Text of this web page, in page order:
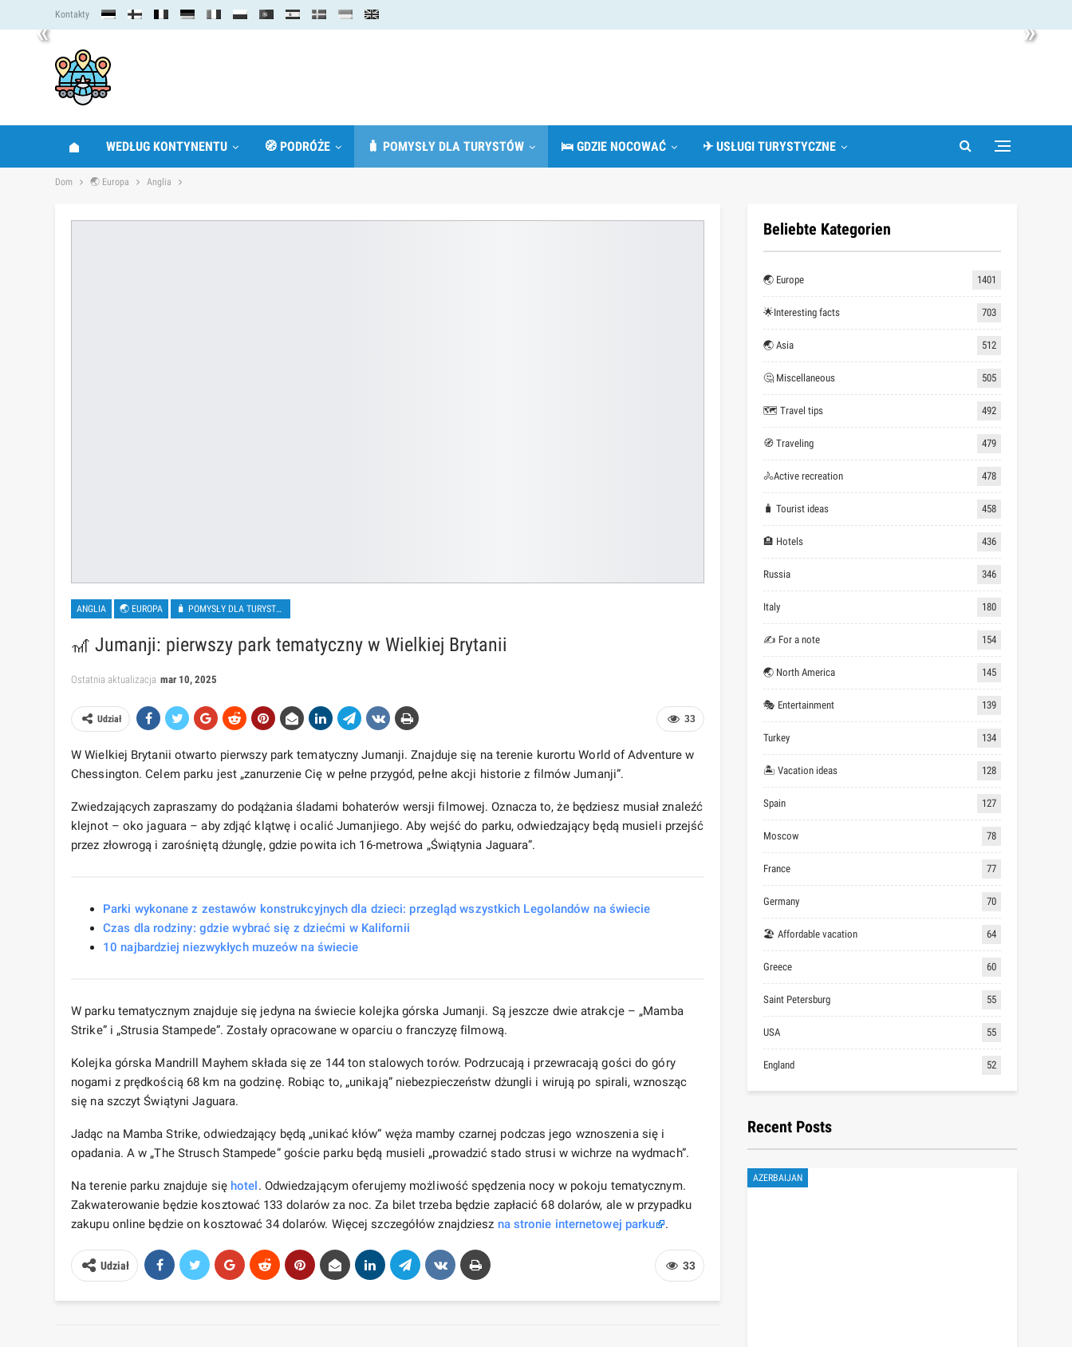
« »
Kontakty
WEDŁUG KONTYNENTU 🧭 PODRÓŻE 🧳 POMYSŁY DLA TURYSTÓW 🛌 GDZIE NOCOWAĆ ✈ USŁUGI TURYSTYCZNE
Dom 🌏 Europa Anglia
ANGLIA 🌏 EUROPA 🧳 POMYSŁY DLA TURYSTÓW
🎢 Jumanji: pierwszy park tematyczny w Wielkiej Brytanii
Ostatnia aktualizacja mar 10, 2025
33
Udział
W Wielkiej Brytanii otwarto pierwszy park tematyczny Jumanji. Znajduje się na terenie kurortu World of Adventure w
Chessington. Celem parku jest „zanurzenie Cię w pełne przygód, pełne akcji historie z filmów Jumanji”.
Zwiedzających zapraszamy do podążania śladami bohaterów wersji filmowej. Oznacza to, że będziesz musiał znaleźć
klejnot – oko jaguara – aby zdjąć klątwę i ocalić Jumanjiego. Aby wejść do parku, odwiedzający będą musieli przejść
przez złowrogą i zarośniętą dżunglę, gdzie powita ich 16-metrowa „Świątynia Jaguara”.
Parki wykonane z zestawów konstrukcyjnych dla dzieci: przegląd wszystkich Legolandów na świecie
Czas dla rodziny: gdzie wybrać się z dziećmi w Kalifornii
10 najbardziej niezwykłych muzeów na świecie
W parku tematycznym znajduje się jedyna na świecie kolejka górska Jumanji. Są jeszcze dwie atrakcje – „Mamba
Strike” i „Strusia Stampede”. Zostały opracowane w oparciu o franczyzę filmową.
Kolejka górska Mandrill Mayhem składa się ze 144 ton stalowych torów. Podrzucają i przewracają gości do góry
nogami z prędkością 68 km na godzinę. Robiąc to, „unikają” niebezpieczeństw dżungli i wirują po spirali, wznosząc
się na szczyt Świątyni Jaguara.
Jadąc na Mamba Strike, odwiedzający będą „unikać kłów” węża mamby czarnej podczas jego wznoszenia się i
opadania. A w „The Strusch Stampede” goście parku będą musieli „prowadzić stado strusi w wichrze na wydmach”.
Na terenie parku znajduje się hotel. Odwiedzającym oferujemy możliwość spędzenia nocy w pokoju tematycznym.
Zakwaterowanie będzie kosztować 133 dolarów za noc. Za bilet trzeba będzie zapłacić 68 dolarów, ale w przypadku
zakupu online będzie on kosztować 34 dolarów. Więcej szczegółów znajdziesz na stronie internetowej parku .
33
Udział
Beliebte Kategorien
🌏 Europe 1401
🌟Interesting facts 703
🌏 Asia 512
🤔 Miscellaneous 505
🗺 Travel tips 492
🧭 Traveling 479
🚴Active recreation 478
🧳 Tourist ideas 458
🏨 Hotels 436
Russia 346
Italy 180
✍ For a note 154
🌏 North America 145
🎭 Entertainment 139
Turkey 134
🏝 Vacation ideas 128
Spain 127
Moscow 78
France 77
Germany 70
🏖 Affordable vacation 64
Greece 60
Saint Petersburg 55
USA 55
England 52
Recent Posts
AZERBAIJAN